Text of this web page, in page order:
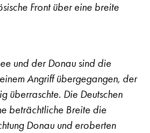
Front über eine breite
und der Donau sind die
Angriff übergegangen, der
überraschte. Die Deutschen
beträchtliche Breite die
Donau und eroberten